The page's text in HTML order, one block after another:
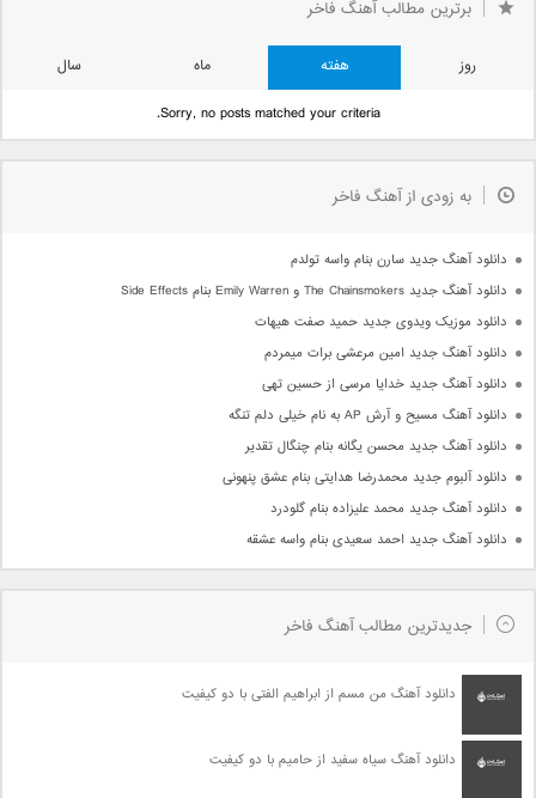
برترین مطالب آهنگ فاخر
روز هفته ماه
سال
Sorry, no posts matched your criteria.
به زودی از آهنگ فاخر
دانلود آهنگ جدید سارن بنام واسه تولدم
دانلود آهنگ جدید The Chainsmokers و Emily Warren بنام Side Effects
دانلود موزیک ویدوی جدید حمید صفت هیهات
دانلود آهنگ جدید امین مرعشی برات میمردم
دانلود آهنگ جدید خدایا مرسی از حسین تهی
دانلود آهنگ مسیح و آرش AP به نام خیلی دلم تنگه
دانلود آهنگ جدید محسن یگانه بنام چنگال تقدیر
دانلود آلبوم جدید محمدرضا هدایتی بنام عشق پنهونی
دانلود آهنگ جدید محمد علیزاده بنام گلودرد
دانلود آهنگ جدید احمد سعیدی بنام واسه عشقه
جدیدترین مطالب آهنگ فاخر
دانلود آهنگ من مسم از ابراهیم الفتی با دو کیفیت
دانلود آهنگ سیاه سفید از حامیم با دو کیفیت